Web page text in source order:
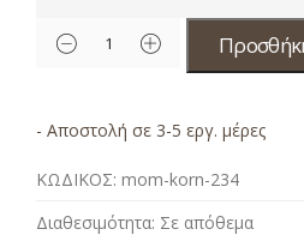
- Αποστολή σε 3-5 εργ. μέρες
ΚΩΔΙΚΟΣ: mom-korn-234
Διαθεσιμότητα: Σε απόθεμα